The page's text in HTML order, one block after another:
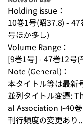
Holding issue：
10巻1号(昭37.8) -
号ほか多し)
Volume Range：
[9巻1号] - 47巻12号(
Note (General)：
本タイトル等は最新
並列タイトル変遷:
al Association (-40
刊行頻度の変更あり